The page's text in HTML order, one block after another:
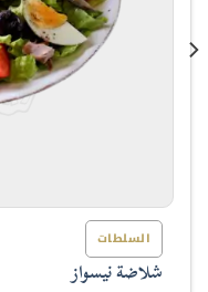
السلطات
شلاضة نيسواز